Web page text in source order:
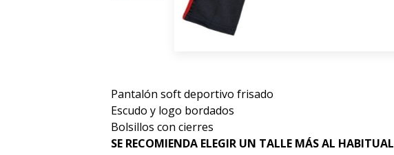
Pantalón soft deportivo frisado
Escudo y logo bordados
Bolsillos con cierres
SE RECOMIENDA ELEGIR UN TALLE MÁS AL HABITUAL